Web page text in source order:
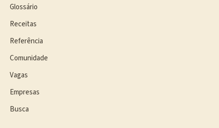
Glossário
Receitas
Referência
Comunidade
Vagas
Empresas
Busca